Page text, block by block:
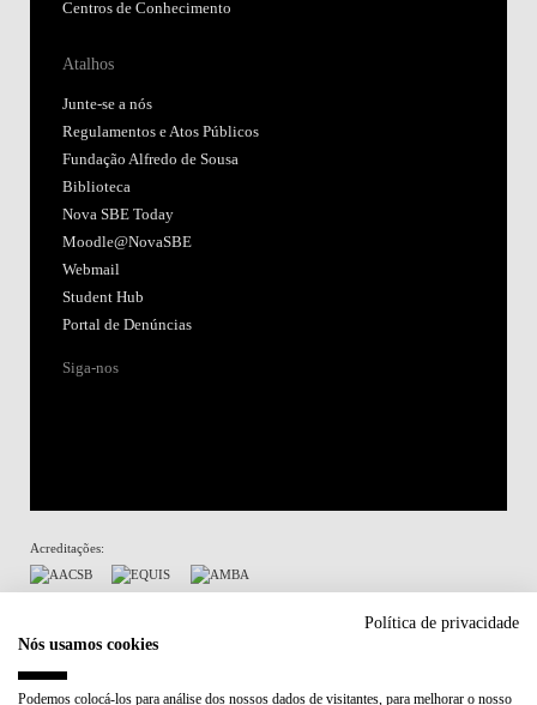
Centros de Conhecimento
Atalhos
Junte-se a nós
Regulamentos e Atos Públicos
Fundação Alfredo de Sousa
Biblioteca
Nova SBE Today
Moodle@NovaSBE
Webmail
Student Hub
Portal de Denúncias
Siga-nos
Acreditações:
Participa em:
Política de privacidade
Nós usamos cookies
Podemos colocá-los para análise dos nossos dados de visitantes, para melhorar o nosso